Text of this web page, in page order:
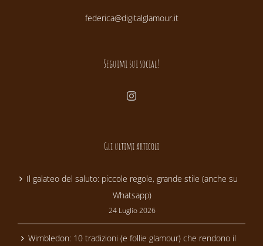
federica@digitalglamour.it
Seguimi sui social!
Gli ultimi articoli
Il galateo del saluto: piccole regole, grande stile (anche su
Whatsapp)
24 Luglio 2026
Wimbledon: 10 tradizioni (e follie glamour) che rendono il